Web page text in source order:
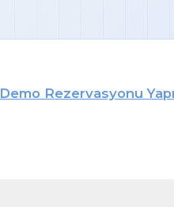
Demo Rezervasyonu